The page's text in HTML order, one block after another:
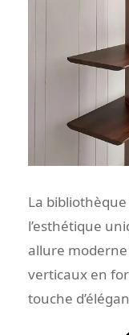
La
l’esthétique
allure
verticaux en
touche